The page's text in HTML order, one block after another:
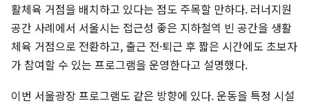
활체육 거점을 배치하고 있다는 점도 주목할 만하다. 러너지원
공간 사례에서 서울시는 접근성 좋은 지하철역 빈 공간을 생활
체육 거점으로 전환하고, 출근 전·퇴근 후 짧은 시간에도 초보자
가 참여할 수 있는 프로그램을 운영한다고 설명했다.
이번 서울광장 프로그램도 같은 방향에 있다. 운동을 특정 시설